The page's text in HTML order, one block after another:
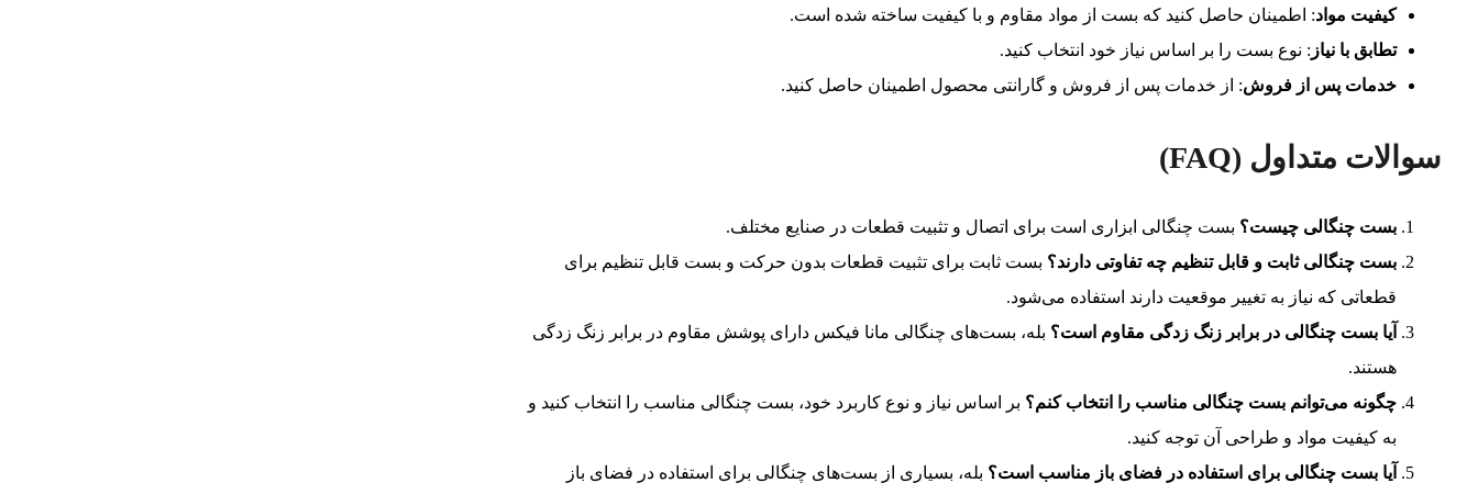
کیفیت مواد: اطمینان حاصل کنید که بست از مواد مقاوم و با کیفیت ساخته شده است.
تطابق با نیاز : نوع بست را بر اساس نیاز خود انتخاب کنید.
خدمات پس از فروش: از خدمات پس از فروش و گارانتی محصول اطمینان حاصل کنید.
سوالات متداول (FAQ)
بست چنگالی چیست؟ بست چنگالی ابزاری است برای اتصال و تثبیت قطعات در صنایع مختلف.
بست چنگالی ثابت و قابل تنظیم چه تفاوتی دارند؟ بست ثابت برای تثبیت قطعات بدون حرکت و بست قابل تنظیم برای
قطعاتی که نیاز به تغییر موقعیت دارند استفاده می‌شود.
آیا بست چنگالی در برابر زنگ زدگی مقاوم است؟ بله، بست‌های چنگالی مانا فیکس دارای پوشش مقاوم در برابر زنگ زدگی
هستند.
چگونه می‌توانم بست چنگالی مناسب را انتخاب کنم؟ بر اساس نیاز و نوع کاربرد خود، بست چنگالی مناسب را انتخاب کنید و
به کیفیت مواد و طراحی آن توجه کنید.
آیا بست چنگالی برای استفاده در فضای باز مناسب است؟ بله، بسیاری از بست‌های چنگالی برای استفاده در فضای باز